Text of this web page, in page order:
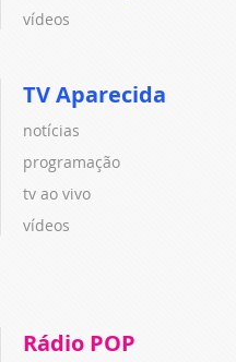
vídeos
TV Aparecida
notícias
programação
tv ao vivo
vídeos
Rádio POP